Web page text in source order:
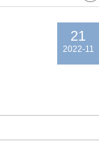
21
2022-11